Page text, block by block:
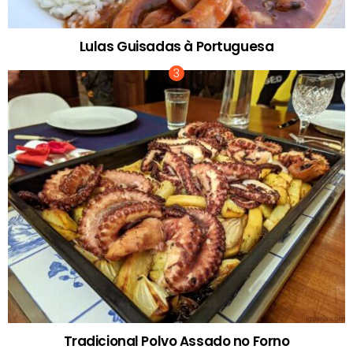
Lulas Guisadas à Portuguesa
Tradicional Polvo Assado no Forno